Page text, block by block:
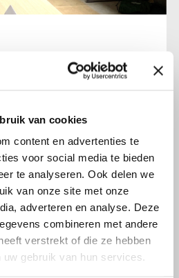
van cookies
content en advertenties te
voor social media te bieden
te analyseren. Ook delen we
van onze site met onze
adverteren en analyse. Deze
combineren met andere
verstrekt of die ze hebben
gebruik van hun services.
'Bekkenbodem op